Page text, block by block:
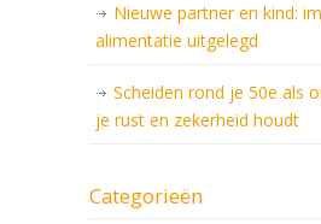
Nieuwe partner en kind:
alimentatie uitgelegd
Scheiden rond je 50e als
je rust en zekerheid houdt
Categorieën